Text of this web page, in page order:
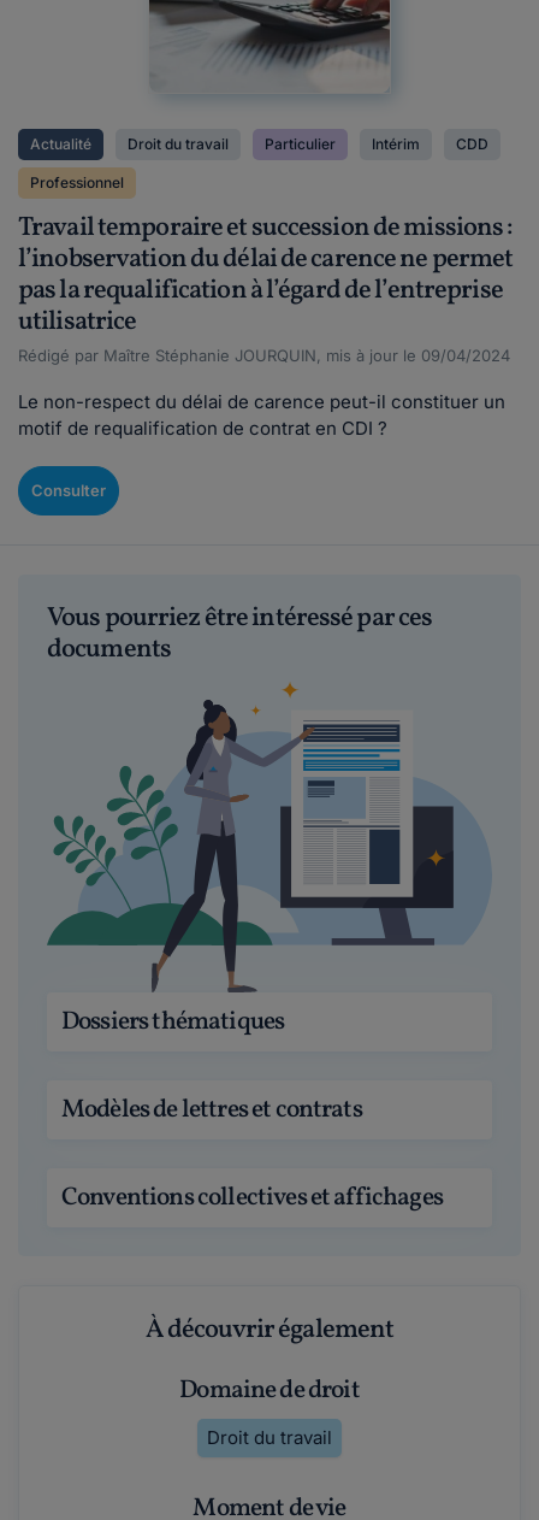
Actualité Droit du travail Particulier Intérim CDD
Professionnel
Travail temporaire et succession de missions :
l’inobservation du délai de carence ne permet
pas la requalification à l’égard de l’entreprise
utilisatrice
Rédigé par Maître Stéphanie JOURQUIN, mis à jour le 09/04/2024
Le non-respect du délai de carence peut-il constituer un
motif de requalification de contrat en CDI ?
Consulter
Vous pourriez être intéressé par ces
documents
Dossiers thématiques
Modèles de lettres et contrats
Conventions collectives et affichages
À découvrir également
Domaine de droit
Droit du travail
Moment de vie